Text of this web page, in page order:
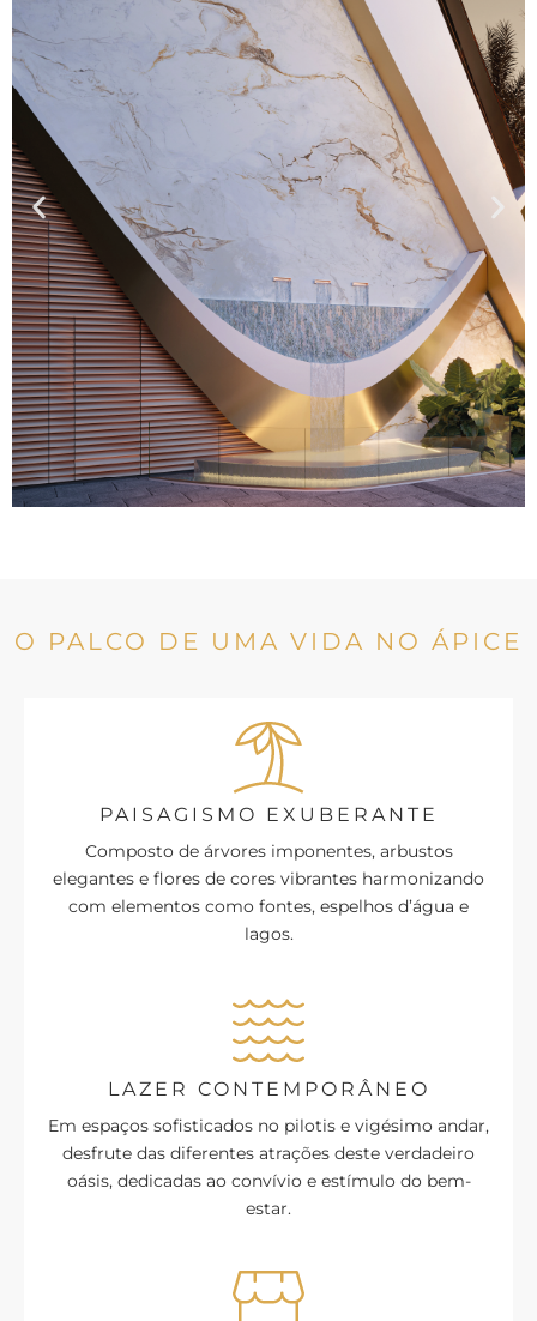
O PALCO DE UMA VIDA NO ÁPICE
PAISAGISMO EXUBERANTE
Composto de árvores imponentes, arbustos
elegantes e flores de cores vibrantes harmonizando
com elementos como fontes, espelhos d’água e
lagos.
LAZER CONTEMPORÂNEO
Em espaços sofisticados no pilotis e vigésimo andar,
desfrute das diferentes atrações deste verdadeiro
oásis, dedicadas ao convívio e estímulo do bem-
estar.